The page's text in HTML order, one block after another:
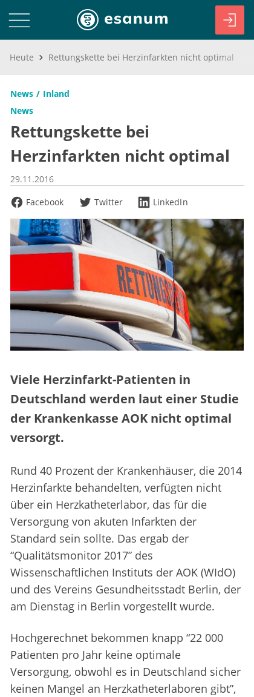
Heute Rettungskette bei Herzinfarkten nicht optimal
News
Inland
News
Rettungskette bei
Herzinfarkten nicht optimal
29.11.2016
Facebook
Twitter LinkedIn
Viele Herzinfarkt-Patienten in
Deutschland werden laut einer Studie
der Krankenkasse AOK nicht optimal
versorgt.
Rund 40 Prozent der Krankenhäuser, die 2014
Herzinfarkte behandelten, verfügten nicht
über ein Herzkatheterlabor, das für die
Versorgung von akuten Infarkten der
Standard sein sollte. Das ergab der
“Qualitätsmonitor 2017” des
Wissenschaftlichen Instituts der AOK (WIdO)
und des Vereins Gesundheitsstadt Berlin, der
am Dienstag in Berlin vorgestellt wurde.
Hochgerechnet bekommen knapp “22 000
Patienten pro Jahr keine optimale
Versorgung, obwohl es in Deutschland sicher
keinen Mangel an Herzkatheterlaboren gibt”,